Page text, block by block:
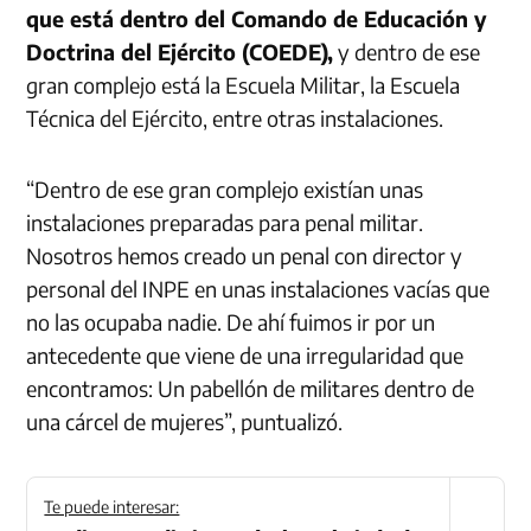
que está dentro del Comando de Educación y
Doctrina del Ejército (COEDE),y dentro de ese
gran complejo está la Escuela Militar, la Escuela
Técnica del Ejército, entre otras instalaciones.
“Dentro de ese gran complejo existían unas
instalaciones preparadas para penal militar.
Nosotros hemos creado un penal con director y
personal del INPE en unas instalaciones vacías que
no las ocupaba nadie. De ahí fuimos ir por un
antecedente que viene de una irregularidad que
encontramos: Un pabellón de militares dentro de
una cárcel de mujeres”, puntualizó.
Te puede interesar: